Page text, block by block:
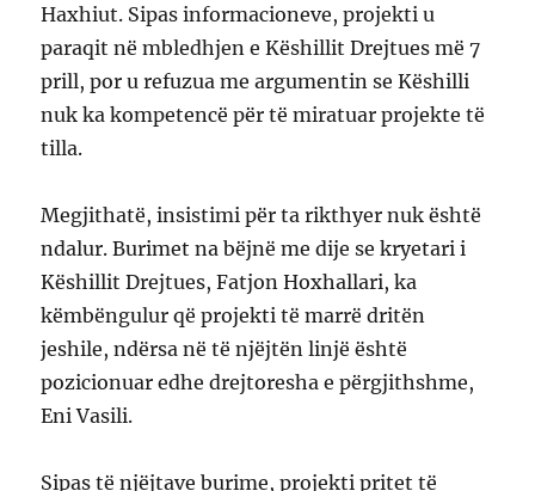
Haxhiut. Sipas informacioneve, projekti u
paraqit në mbledhjen e Këshillit Drejtues më 7
prill, por u refuzua me argumentin se Këshilli
nuk ka kompetencë për të miratuar projekte të
tilla.
Megjithatë, insistimi për ta rikthyer nuk është
ndalur. Burimet na bëjnë me dije se kryetari i
Këshillit Drejtues, Fatjon Hoxhallari, ka
këmbëngulur që projekti të marrë dritën
jeshile, ndërsa në të njëjtën linjë është
pozicionuar edhe drejtoresha e përgjithshme,
Eni Vasili.
Sipas të njëjtave burime, projekti pritet të